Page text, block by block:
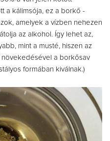
a kálimsója, ez a borkő -
amelyek a vízben nehezen
az alkohol. Így lehet az,
mint a musté, hiszen az
a borkősav
formában kiválnak.)